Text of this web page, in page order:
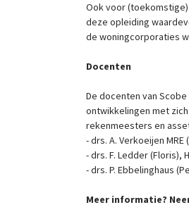
Ook voor
deze opleiding
de woningcorporaties
Docenten
De docenten van
ontwikkelingen met
rekenmeesters en
- drs. A. Verkoeijen
- drs. F. Ledder (Floris),
- drs. P. Ebbelinghaus
Meer informatie?